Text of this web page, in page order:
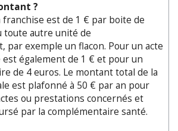
?
franchise est de 1 € par boite de
toute autre unité de
par exemple un flacon. Pour un acte
est également de 1 € et pour un
de 4 euros. Le montant total de la
est plafonné à 50 € par an pour
ou prestations concernés et
par la complémentaire santé.